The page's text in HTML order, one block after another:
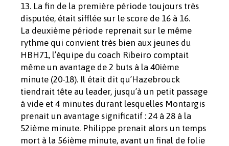
13. La fin de la première période toujours très
disputée, était sifflée sur le score de 16 à 16.
La deuxième période reprenait sur le même
rythme qui convient très bien aux jeunes du
HBH71, l’équipe du coach Ribeiro comptait
même un avantage de 2 buts à la 40ième
minute (20-18). Il était dit qu’Hazebrouck
tiendrait tête au leader, jusqu’à un petit passage
à vide et 4 minutes durant lesquelles Montargis
prenait un avantage significatif : 24 à 28 à la
52ième minute. Philippe prenait alors un temps
mort à la 56ième minute, avant un final de folie